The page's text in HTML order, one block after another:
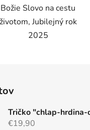
Božie Slovo na cestu
životom, Jubilejný rok
2025
Tričko "chlap-
€19,90